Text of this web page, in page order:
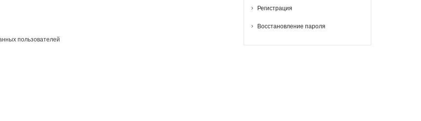
пользователей
Регистрация
Восстановление пароля